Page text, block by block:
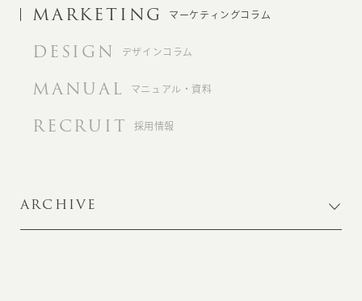
MARKETING マーケティングコラム
DESIGN デザインコラム
MANUAL マニュアル・資料
RECRUIT 採用情報
ARCHIVE